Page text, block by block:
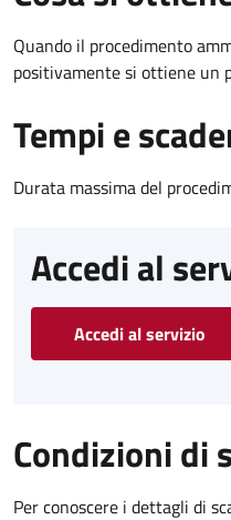
Quando il procedimento
positivamente si ottiene un
Tempi e
Durata massima del
Accedi al
Accedi al servizio
Condizioni di
Per conoscere i dettagli di